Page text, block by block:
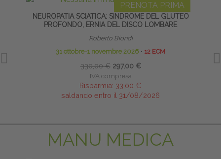
PRENOTA PRIMA
NEUROPATIA SCIATICA: SINDROME DEL GLUTEO
PROFONDO, ERNIA DEL DISCO LOMBARE
Roberto Biondi
31 ottobre-1 novembre 2026 ∙ 12 ECM
330,00 € 297,00 €
IVA compresa
Risparmia: 33,00 €
saldando entro il 31/08/2026
MANU MEDICA